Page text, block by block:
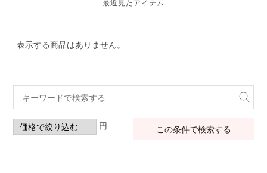
最近見たアイテム
表示する商品はありません。
円 この条件で検索する